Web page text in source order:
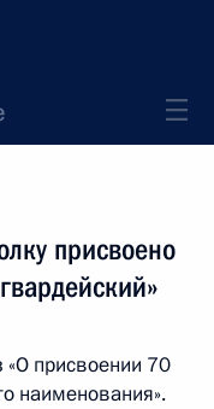
присвоено
«О присвоении 70
наименования».